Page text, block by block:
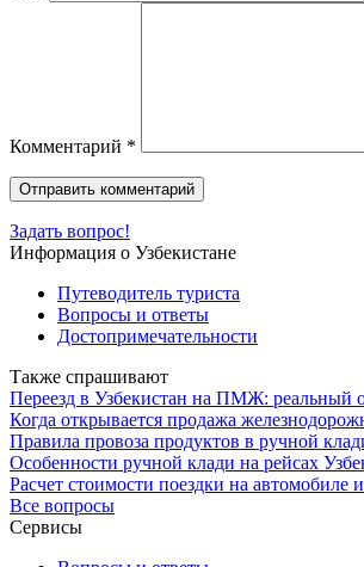
Комментарий *
Задать вопрос!
Информация о Узбекистане
Путеводитель туриста
Вопросы и ответы
Достопримечательности
Также спрашивают
Переезд в Узбекистан на ПМЖ: реальный
Когда открывается продажа
Правила провоза продуктов в ручной
Особенности ручной клади на рейсах
Расчет стоимости поездки на
Все вопросы
Сервисы